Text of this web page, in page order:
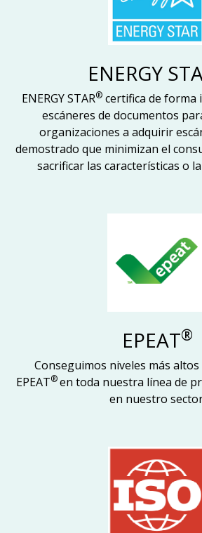
ENERGY
ENERGY STAR®certifica de forma
escáneres de documentos
organizaciones a adquirir
demostrado que minimizan el
sacrificar las características o
EPEAT®
Conseguimos niveles más
EPEAT®en toda nuestra línea de
en nuestro